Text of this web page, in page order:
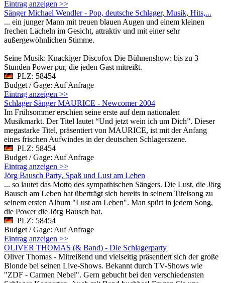
Eintrag anzeigen >>
Sänger Michael Wendler - Pop, deutsche Schlager, Musik, Hits,...
... ein junger Mann mit treuen blauen Augen und einem kleinen
frechen Lächeln im Gesicht, attraktiv und mit einer sehr
außergewöhnlichen Stimme.
Seine Musik: Knackiger Discofox Die Bühnenshow: bis zu 3
Stunden Power pur, die jeden Gast mitreißt.
PLZ: 58454
Budget / Gage: Auf Anfrage
Eintrag anzeigen >>
Schlager Sänger MAURICE - Newcomer 2004
Im Frühsommer erschien seine erste auf dem nationalen
Musikmarkt. Der Titel lautet “Und jetzt wein ich um Dich”. Dieser
megastarke Titel, präsentiert von MAURICE, ist mit der Anfang
eines frischen Aufwindes in der deutschen Schlagerszene.
PLZ: 58454
Budget / Gage: Auf Anfrage
Eintrag anzeigen >>
Jörg Bausch Party, Spaß und Lust am Leben
... so lautet das Motto des sympathischen Sängers. Die Lust, die Jörg
Bausch am Leben hat überträgt sich bereits in seinem Titelsong zu
seinem ersten Album "Lust am Leben". Man spürt in jedem Song,
die Power die Jörg Bausch hat.
PLZ: 58454
Budget / Gage: Auf Anfrage
Eintrag anzeigen >>
OLIVER THOMAS (& Band) - Die Schlagerparty
Oliver Thomas - Mitreißend und vielseitig präsentiert sich der große
Blonde bei seinen Live-Shows. Bekannt durch TV-Shows wie
"ZDF - Carmen Nebel". Gern gebucht bei den verschiedensten